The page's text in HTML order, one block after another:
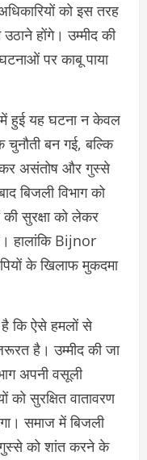
को इस तरह
होंगे। उम्मीद की
पर काबू पाया
में हुई यह घटना न केवल
चुनौती बन गई, बल्कि
असंतोष और गुस्से
बिजली विभाग को
की सुरक्षा को लेकर
हालांकि Bijnor
के खिलाफ मुकदमा
कि ऐसे हमलों से
है। उम्मीद की जा
अपनी वसूली
को सुरक्षित वातावरण
समाज में बिजली
गुस्से को शांत करने के